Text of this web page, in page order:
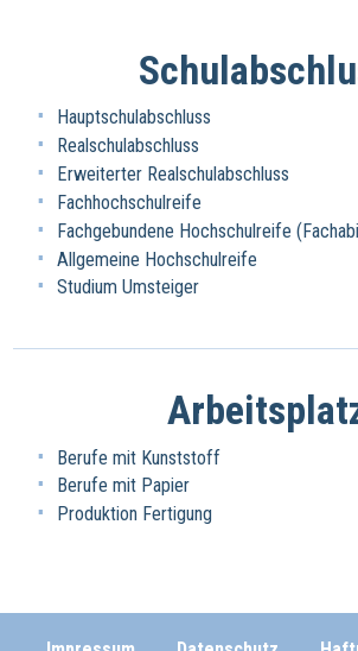
Hauptschulabschluss
Realschulabschluss
Erweiterter Realschulabschluss
Fachhochschulreife
Fachgebundene Hochschulreife
Allgemeine Hochschulreife
Studium Umsteiger
Berufe mit Kunststoff
Berufe mit Papier
Produktion Fertigung